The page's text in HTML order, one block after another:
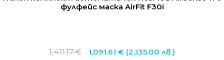
фулфейс маска AirFit F30i
1,411.17€
Original
1,091.61 €Текущата
(2,135.00 лв.)